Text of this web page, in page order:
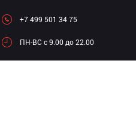
+7 499 501 34 75
ПН-ВC c 9.00 до 22.00